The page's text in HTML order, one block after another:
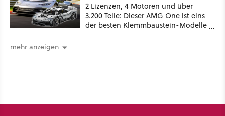
2 Lizenzen, 4 Motoren und über
3.200 Teile: Dieser AMG One ist eins
der besten Klemmbaustein-Modelle
mehr anzeigen